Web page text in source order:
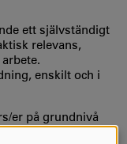
ett självständigt
relevans,
enskilt och i
er på grundnivå